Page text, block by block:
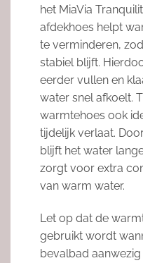
het MiaVia
afdekhoes helpt
te verminderen,
stabiel blijft.
eerder vullen en
water snel afkoelt.
warmtehoes ook
tijdelijk verlaat.
blijft het water
zorgt voor extra
van warm water.
Let op dat de
gebruikt wordt
bevalbad aanwezig